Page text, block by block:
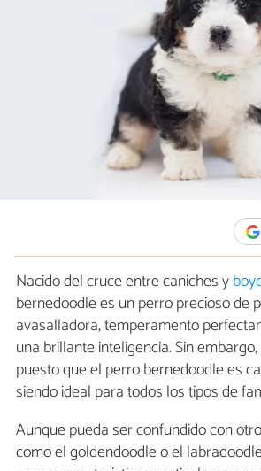
Nacido del cruce entre caniches y
bernedoodle es un perro precioso de
avasalladora, temperamento
una brillante inteligencia. Sin
puesto que el perro bernedoodle es
siendo ideal para todos los tipos de
Aunque pueda ser confundido con
como el goldendoodle o el